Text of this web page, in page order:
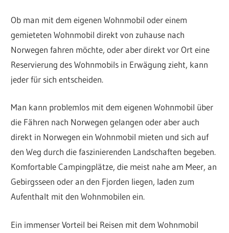
Ob man mit dem eigenen Wohnmobil oder einem
gemieteten Wohnmobil direkt von zuhause nach
Norwegen fahren möchte, oder aber direkt vor Ort eine
Reservierung des Wohnmobils in Erwägung zieht, kann
jeder für sich entscheiden.
Man kann problemlos mit dem eigenen Wohnmobil über
die Fähren nach Norwegen gelangen oder aber auch
direkt in Norwegen ein Wohnmobil mieten und sich auf
den Weg durch die faszinierenden Landschaften begeben.
Komfortable Campingplätze, die meist nahe am Meer, an
Gebirgsseen oder an den Fjorden liegen, laden zum
Aufenthalt mit den Wohnmobilen ein.
Ein immenser Vorteil bei Reisen mit dem Wohnmobil